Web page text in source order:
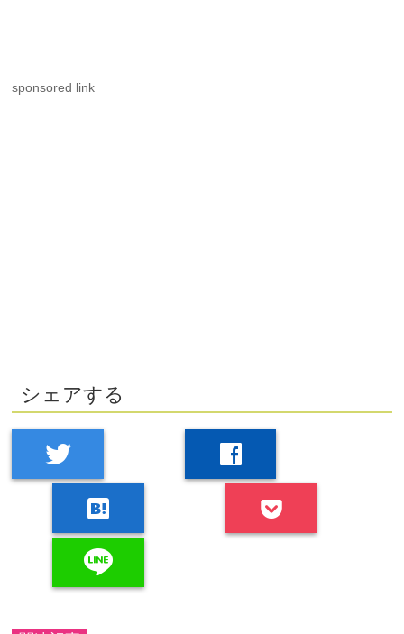
sponsored link
シェアする
twitter
facebook
hatenabookmark
line